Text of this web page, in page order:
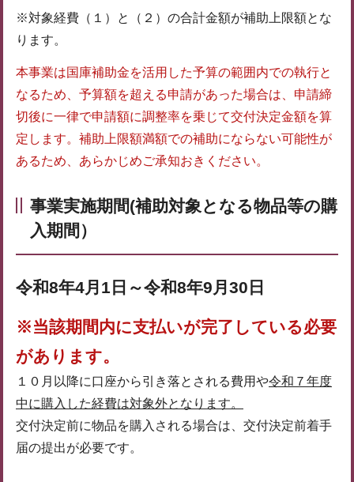
※対象経費（１）と（２）の合計金額が補助上限額とな
ります。
本事業は国庫補助金を活用した予算の範囲内での執行と
なるため、予算額を超える申請があった場合は、申請締
切後に一律で申請額に調整率を乗じて交付決定金額を算
定します。補助上限額満額での補助にならない可能性が
あるため、あらかじめご承知おきください。
事業実施期間(補助対象となる物品等の購
入期間）
令和8年4月1日～令和8年9月30日
※当該期間内に支払いが完了している必要
があります。
１０月以降に口座から引き落とされる費用や令和７年度
中に購入した経費は対象外となります。
交付決定前に物品を購入される場合は、交付決定前着手
届の提出が必要です。